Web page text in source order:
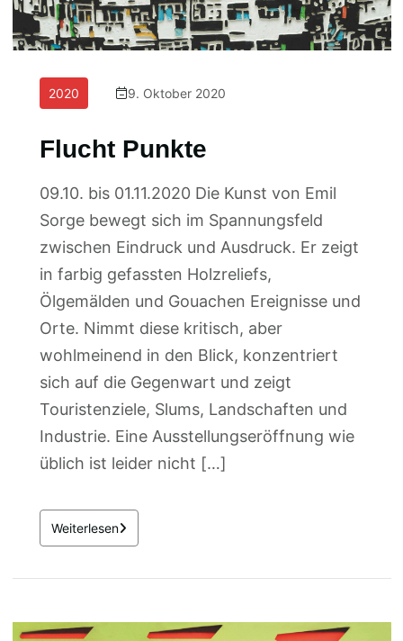
2020 9. Oktober 2020
Flucht Punkte
09.10. bis 01.11.2020 Die Kunst von Emil
Sorge bewegt sich im Spannungsfeld
zwischen Eindruck und Ausdruck. Er zeigt
in farbig gefassten Holzreliefs,
Ölgemälden und Gouachen Ereignisse und
Orte. Nimmt diese kritisch, aber
wohlmeinend in den Blick, konzentriert
sich auf die Gegenwart und zeigt
Touristenziele, Slums, Landschaften und
Industrie. Eine Ausstellungseröffnung wie
üblich ist leider nicht […]
Weiterlesen